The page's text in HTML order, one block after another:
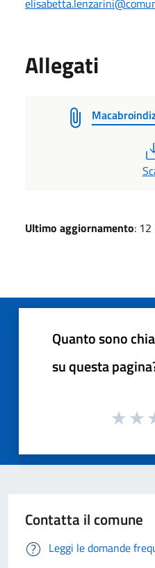
Allegati
Ultimo aggiornamento:
Quanto sono
su questa
Contatta il comune
Leggi le domande